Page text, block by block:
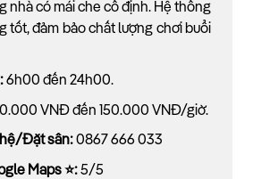
nhà có mái che cố định. Hệ thống
tốt, đảm bảo chất lượng chơi buổi
6h00 đến 24h00.
VNĐ đến 150.000 VNĐ/giờ.
hệ/Đặt sân:0867 666 033
Maps ⭐:5/5